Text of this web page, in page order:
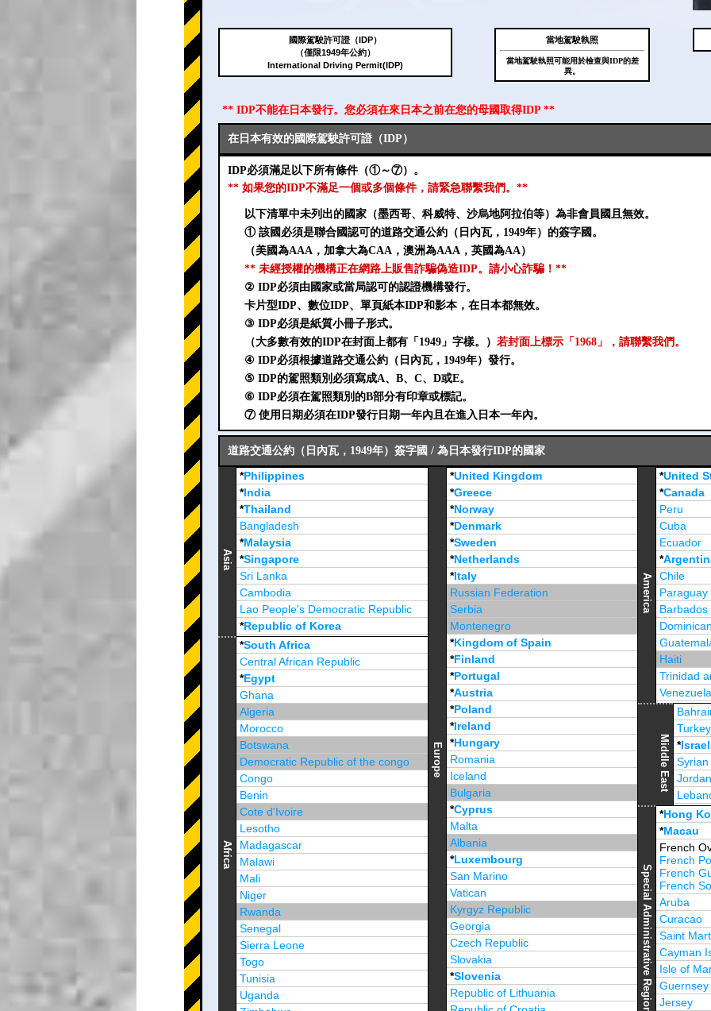
國際駕駛許可證（IDP）
（僅限1949年公約）
International Driving Permit(IDP)
當地駕駛執照
當地駕駛執照可能用於檢查與IDP的差
異。
** IDP不能在日本發行。您必須在來日本之前在您的母國取得IDP **
在日本有效的國際駕駛許可證（IDP）
IDP必須滿足以下所有條件（①～⑦）。
** 如果您的IDP不滿足一個或多個條件，請緊急聯繫我們。**
以下清單中未列出的國家（墨西哥、科威特、沙烏地阿拉伯等）為非會員國且無效。
① 該國必須是聯合國認可的道路交通公約（日內瓦，1949年）的簽字國。
（美國為AAA，加拿大為CAA，澳洲為AAA，英國為AA）
** 未經授權的機構正在網路上販售詐騙偽造IDP。請小心詐騙！**
② IDP必須由國家或當局認可的認證機構發行。
卡片型IDP、數位IDP、單頁紙本IDP和影本，在日本都無效。
③ IDP必須是紙質小冊子形式。
（大多數有效的IDP在封面上都有「1949」字樣。） 若封面上標示「1968」，請聯繫我們。
④ IDP必須根據道路交通公約（日內瓦，1949年）發行。
⑤ IDP的駕照類別必須寫成A、B、C、D或E。
⑥ IDP必須在駕照類別的B部分有印章或標記。
⑦ 使用日期必須在IDP發行日期一年內且在進入日本一年內。
道路交通公約（日內瓦，1949年）簽字國 / 為日本發行IDP的國家
Asia
*Philippines
*India
*Thailand
Bangladesh
*Malaysia
*Singapore
Sri Lanka
Cambodia
Lao People's Democratic Republic
*Republic of Korea
Brunei Darussalam
Africa
*South Africa
Central African Republic
*Egypt
Ghana
Algeria
Morocco
Botswana
Democratic Republic of the congo
Congo
Benin
Cote d'Ivoire
Lesotho
Madagascar
Malawi
Mali
Niger
Rwanda
Senegal
Sierra Leone
Togo
Tunisia
Uganda
Europe
*United Kingdom
*Greece
*Norway
*Denmark
*Sweden
*Netherlands
*Italy
Russian Federation
Serbia
Montenegro
*Kingdom of Spain
*Finland
*Portugal
*Austria
*Poland
*Ireland
*Hungary
Romania
Iceland
Bulgaria
*Cyprus
Malta
Albania
*Luxembourg
San Marino
Vatican
Kyrgyz Republic
Georgia
Czech Republic
Slovakia
*Slovenia
Republic of Lithuania
America
*United
*Canada
Peru
Cuba
Ecuador
*
Chile
Paraguay
Barbados
Haiti
Trinidad
Jamaica
Middle East
Turkey
*Israel
*
Special Administrative Region
*Hong
*Macau
French
French
French
French
Aruba
Curacao
Saint
Cayman
Isle of
Guernsey
Jersey